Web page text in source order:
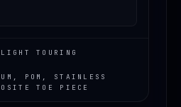
TOURING
POM, STAINLESS
TOE PIECE